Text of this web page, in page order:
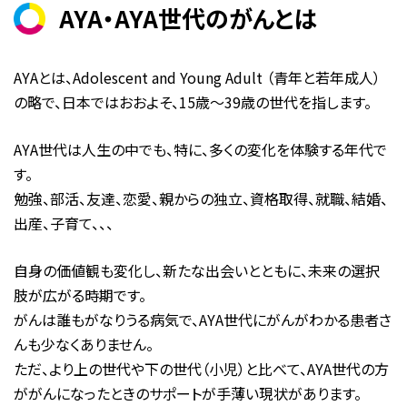
AYA・AYA世代のがんとは
AYAとは、Adolescent and Young Adult （青年と若年成人）
の略で、日本ではおおよそ、15歳～39歳の世代を指します。
AYA世代は人生の中でも、特に、多くの変化を体験する年代で
す。
勉強、部活、友達、恋愛、親からの独立、資格取得、就職、結婚、
出産、子育て、、、
自身の価値観も変化し、新たな出会いとともに、未来の選択
肢が広がる時期です。
がんは誰もがなりうる病気で、AYA世代にがんがわかる患者さ
んも少なくありません。
ただ、より上の世代や下の世代（小児）と比べて、AYA世代の方
ががんになったときのサポートが手薄い現状があります。